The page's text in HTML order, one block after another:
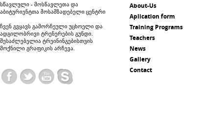
სწავლული - მოსწავლეთა და
აბიტურიენტთა მოსამზადებელი ცენტრი
ჩვენ გვყავს გამორჩეული უცხოელი და
ადგილობრივი ტრენერების გუნდი.
შესაძლებელია ტრეინინგებისთვის
მოქნილი გრაფიკის არჩევა.
About-Us
Aplication form
Training Programs
Teachers
News
Gallery
Contact